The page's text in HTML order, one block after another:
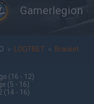
Gamerlegion
» LOOTBET » Bracket
(16 - 12)
(5 - 16)
(14 - 16)